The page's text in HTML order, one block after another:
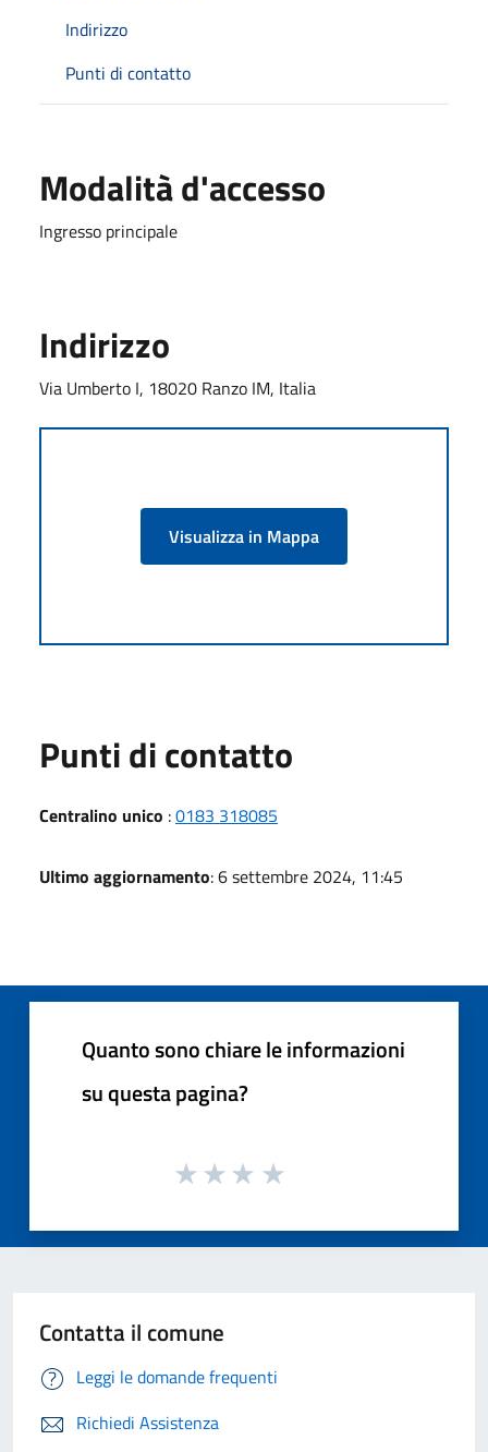
Indirizzo
Punti di contatto
Modalità d'accesso
Ingresso principale
Indirizzo
Via Umberto I, 18020 Ranzo IM, Italia
Visualizza in Mappa
Punti di contatto
Centralino unico :0183 318085
Ultimo aggiornamento: 6 settembre 2024, 11:45
Quanto sono chiare le informazioni
su questa pagina?
Contatta il comune
Leggi le domande frequenti
Richiedi Assistenza